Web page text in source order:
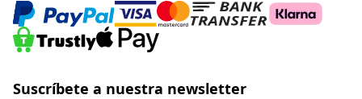
Suscríbete a nuestra newsletter